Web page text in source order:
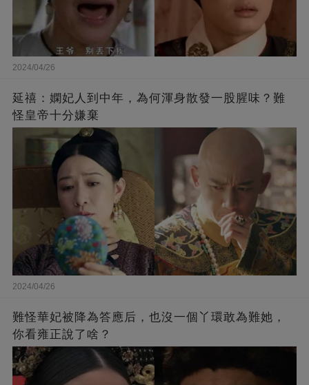
2024/04/26
延禧：嫻妃人到中年，為何渾身散發一股腥味？難
怪皇帝十分嫌棄
2024/04/26
難怪華妃被降為答應后，也沒一個丫環敢為難她，
你看雍正說了啥？